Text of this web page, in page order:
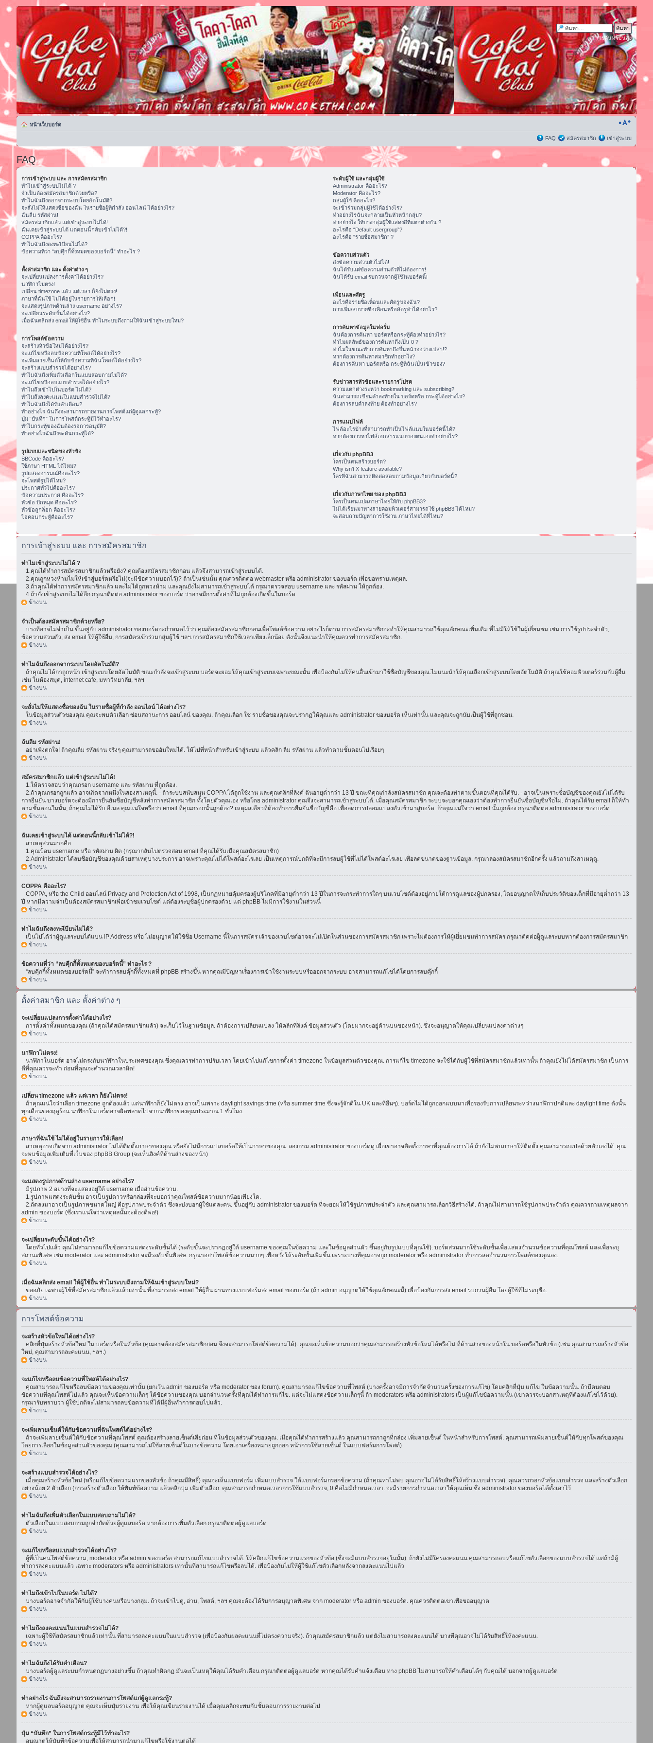
การค้นหาขั้นสูง
หน้าเว็บบอร์ด
FAQ สมัครสมาชิก เข้าสู่ระบบ
FAQ
การเข้าสู่ระบบ และ การสมัครสมาชิก
ทำไมเข้าสู่ระบบไม่ได้ ?
จำเป็นต้องสมัครสมาชิกด้วยหรือ?
ทำไมฉันถึงออกจากระบบโดยอัตโนมัติ?
จะสั่งไม่ให้แสดงชื่อของฉัน ในรายชื่อผู้ที่กำลัง ออนไลน์ ได้อย่างไร?
ฉันลืม รหัสผ่าน!
สมัครสมาชิกแล้ว แต่เข้าสู่ระบบไม่ได้!
ฉันเคยเข้าสู่ระบบได้ แต่ตอนนี้กลับเข้าไม่ได้?!
COPPA คืออะไร?
ทำไมฉันถึงลงทะเีบียนไม่ได้?
ข้อความที่ว่า “ลบคุีกกี้ทั้งหมดของบอร์ดนี้” ทำอะไร ?
ตั้งค่าสมาชิก และ ตั้งค่าต่าง ๆ
จะเปลี่ยนแปลงการตั้งค่าได้อย่างไร?
นาฬิกาไม่ตรง!
เปลี่ยน timezone แล้ว แต่เวลา ก็ยังไม่ตรง!
ภาษาที่ฉันใช้ ไม่ได้อยู่ในรายการให้เลือก!
จะแสดงรูปภาพด้านล่าง username อย่างไร?
จะเปลี่ยนระดับขั้นได้อย่างไร?
เมื่อฉันคลิกส่ง email ให้ผู้ใช้อื่น ทำไมระบบถึงถามให้ฉันเข้าสู่ระบบใหม่?
การโพสต์ข้อความ
จะสร้างหัวข้อใหม่ได้อย่างไร?
จะแก้ไขหรือลบข้อความที่โพสต์ได้อย่างไร?
จะเพิ่มลายเซ็นต์ให้กับข้อความที่ฉันโพสต์ได้อย่างไร?
จะสร้างแบบสำรวจได้อย่างไร?
ทำไมฉันถึงเพิ่มตัวเลือกในแบบสอบถามไม่ได้?
จะแก้ไขหรือลบแบบสำรวจได้อย่างไร?
ทำไมถึงเข้าไปในบอร์ด ไม่ได้?
ทำไมถึงลงคะแนนในแบบสำรวจไม่ได้?
ทำไมฉันถึงได้รับคำเตือน?
ทำอย่างไร ฉันถึงจะสามารถรายงานการโพสต์แก่ผู้ดูแลกระทู้?
ปุ่ม “บันทึก” ในการโพสต์กระทู้มีไว้ทำอะไร?
ทำไมกระทู้ของฉันต้องรอการอนุมัติ?
ทำอย่างไรฉันถึงจะดันกระทู้ได้?
รูปแบบและชนิดของหัวข้อ
BBCode คืออะไร?
ใช้ภาษา HTML ได้ไหม?
รูปแสดงอารมณ์คืออะไร?
จะโพสต์รูปได้ไหม?
ประกาศทั่วไปคืออะไร?
ข้อความประกาศ คืออะไร?
หัวข้อ ปักหมุด คืออะไร?
หัวข้อถูกล็อก คืออะไร?
ไอคอนกระทู้คืออะไร?
ระดับผู้ใช้ และกลุ่มผู้ใช้
Administrator คืออะไร?
Moderator คืออะไร?
กลุ่มผู้ใช้ คืออะไร?
จะเข้าร่วมกลุ่มผู้ใช้ได้อย่างไร?
ทำอย่างไรฉันจะกลายเป็นหัวหน้ากลุ่ม?
ทำอย่างไง ให้บางกลุ่มผู้ใช้แสดงสีที่แตกต่างกัน ?
อะไรคือ “Default usergroup”?
อะไรคือ “รายชื่อสมาชิก” ?
ข้อความส่วนตัว
ส่งข้อความส่วนตัวไม่ได้!
ฉันได้รับแต่ข้อความส่วนตัวที่ไม่ต้องการ!
ฉันได้รับ email รบกวนจากผู้ใช้ในบอร์ดนี้!
เพื่อนและศัตรู
อะไรคือรายชื่อเพื่อนและศัตรูของฉัน?
การเพิ่ม/ลบรายชื่อเพื่อนหรือศัตรูทำได้อย่าไร?
การค้นหาข้อมูลในฟอรั่ม
ฉันต้องการค้นหา บอร์ดหรือกระทู้ต้องทำอย่างไร?
ทำไมผลลัพธ์ของการค้นหาถึงเป็น 0 ?
ทำไมในขณะทำการค้นหาถึงขึ้นหน้าจอว่างเปล่า!?
หากต้องการค้นหาสมาชิกทำอย่าไง?
ต้องการค้นหา บอร์ดหรือ กระทู้ที่ฉันเป็นเข้าของ?
รับข่าวสารหัวข้อและรายการโปรด
ความแตกต่างระหว่า bookmarking และ subscribing?
ฉันสามารถเขียนคำลงท้ายใน บอร์ดหรือ กระทู้ได้อย่างไร?
ต้องการลบคำลงท้าย ต้องทำอย่างไร?
การแนบไฟล์
ไฟล์อะไรบ้างที่สามารถทำเป็นไฟล์แนบในบอร์ดนี้ได้?
หากต้องการหาไฟล์เอกสารแนบของตนเองทำอย่างไร?
เกี่ยวกับ phpBB3
ใครเป็นคนสร้างบอร์ด?
Why isn’t X feature available?
ใครที่ฉันสามารถติดต่อสอบถามข้อมูลเกี่ยวกับบอร์ดนี้?
เกี่ยวกับภาษาไทย ของ phpBB3
ใครเป็นคนแปลภาษาไทยให้กับ phpBB3?
ไม่ได้เรียนมาทางสายคอมพิวเตอร์สามารถใช้ phpBB3 ได้ไหม?
จะสอบถามปัญหาการใช้งาน ภาษาไทยได้ที่ไหน?
การเข้าสู่ระบบ และ การสมัครสมาชิก
ทำไมเข้าสู่ระบบไม่ได้ ?
1.คุณได้ทำการสมัครสมาชิกแล้วหรือยัง? คุณต้องสมัครสมาชิกก่อน แล้วจึงสามารถเข้าสู่ระบบได้.
2.คุณถูกหวงห้ามไม่ให้เข้าสู่บอร์ดหรือไม่(จะมีข้อความบอกไว้)? ถ้าเป็นเช่นนั้น คุณควรติดต่อ webmaster หรือ administrator ของบอร์ด เพื่อขอทราบเหตุผล.
3.ถ้าคุณได้ทำการสมัครสมาชิกแล้ว และไม่ได้ถูกหวงห้าม และคุณยังไม่สามารถเข้าสู่ระบบได้ กรุณาตรวจสอบ username และ รหัสผ่าน ให้ถูกต้อง.
4.ถ้ายังเข้าสู่ระบบไม่ได้อีก กรุณาติดต่อ administrator ของบอร์ด ว่าอาจมีการตั้งค่าที่ไม่ถูกต้องเกิดขึ้นในบอร์ด.
ข้างบน
จำเป็นต้องสมัครสมาชิกด้วยหรือ?
บางทีอาจไม่จำเป็น ขึ้นอยู่กับ administrator ของบอร์ดจะกำหนดไว้ว่า คุณต้องสมัครสมาชิกก่อนเพื่อโพสต์ข้อความ อย่างไรก็ตาม การสมัครสมาชิกจะทำให้คุณสามารถใช้คุณลักษณะเพิ่มเติม ที่ไม่มีให้ใช้ในผู้เยี่ยมชม เช่น การใช้รูปประจำตัว,
ข้อความส่วนตัว, ส่ง email ให้ผู้ใช้อื่น, การสมัครเข้าร่วมกลุ่มผู้ใช้ ฯลฯ.การสมัครสมาชิกใช้เวลาเพียงเล็กน้อย ดังนั้นจึงแนะนำให้คุณควรทำการสมัครสมาชิก.
ข้างบน
ทำไมฉันถึงออกจากระบบโดยอัตโนมัติ?
ถ้าคุณไม่ได้กาถูกหน้า เข้าสู่ระบบโดยอัตโนมัติ ขณะกำลังจะเข้าสู่ระบบ บอร์ดจะยอมให้คุณเข้าสู่ระบบเฉพาะขณะนั้น เพื่อป้องกันไม่ให้คนอื่นเข้ามาใช้ชื่อบัญชีของคุณ.ไม่แนะนำให้คุณเลือกเข้าสู่ระบบโดยอัตโนมัติ ถ้าคุณใช้คอมพิวเตอร์ร่วมกับผู้อื่น
เช่น ในห้องสมุด, internet cafe, มหาวิทยาลัย, ฯลฯ
ข้างบน
จะสั่งไม่ให้แสดงชื่อของฉัน ในรายชื่อผู้ที่กำลัง ออนไลน์ ได้อย่างไร?
ในข้อมูลส่วนตัวของคุณ คุณจะพบตัวเลือก ซ่อนสถานะการ ออนไลน์ ของคุณ. ถ้าคุณเลือก ใช่ รายชื่อของคุณจะปรากฏให้คุณและ administrator ของบอร์ด เห็นเท่านั้น และคุณจะถูกนับเป็นผู้ใช้ที่ถูกซ่อน.
ข้างบน
ฉันลืม รหัสผ่าน!
อย่าเพิ่งตกใจ! ถ้าคุณลืม รหัสผ่าน จริงๆ คุณสามารถขออันใหม่ได้. ให้ไปที่หน้าสำหรับเข้าสู่ระบบ แล้วคลิก ลืม รหัสผ่าน แล้วทำตามขั้นตอนไปเรื่อยๆ
ข้างบน
สมัครสมาชิกแล้ว แต่เข้าสู่ระบบไม่ได้!
1.ให้ตรวจสอบว่าคุณกรอก username และ รหัสผ่าน ที่ถูกต้อง.
2.ถ้าคุณกรอกถูกแล้ว อาจเกิดจากหนึ่งในสองสาเหตุนี้. - ถ้าระบบสนับสนุน COPPA ได้ถูกใช้งาน และคุณคลิกที่ลิงค์ ฉันอายุต่ำกว่า 13 ปี ขณะที่คุณกำลังสมัครสมาชิก คุณจะต้องทำตามขั้นตอนที่คุณได้รับ. - อาจเป็นเพราะชื่อบัญชีของคุณยังไม่ได้รับ
การยืนยัน บางบอร์ดจะต้องมีการยืนยันชื่อบัญชีหลังทำการสมัครสมาชิก ทั้งโดยตัวคุณเอง หรือโดย administrator คุณจึงจะสามารถเข้าสู่ระบบได้. เมื่อคุณสมัครสมาชิก ระบบจะบอกคุณเองว่าต้องทำการยืนยันชื่อบัญชีหรือไม่. ถ้าคุณได้รับ email ก็ให้ทำ
ตามขั้นตอนในนั้น, ถ้าคุณไม่ได้รับ อีเมล คุณแน่ใจหรือว่า email ที่คุณกรอกนั้นถูกต้อง? เหตุผลเดียวที่ต้องทำการยืนยันชื่อบัญชีคือ เพื่อลดการปลอมแปลงตัวเข้ามาสู่บอร์ด. ถ้าคุณแน่ใจว่า email นั้นถูกต้อง กรุณาติดต่อ administrator ของบอร์ด.
ข้างบน
ฉันเคยเข้าสู่ระบบได้ แต่ตอนนี้กลับเข้าไม่ได้?!
สาเหตุส่วนมากคือ
1.คุณป้อน username หรือ รหัสผ่าน ผิด (กรุณากลับไปตรวจสอบ email ที่คุณได้รับเมื่อคุณสมัครสมาชิก)
2.Administrator ได้ลบชื่อบัญชีของคุณด้วยสาเหตุบางประการ อาจเพราะคุณไม่ได้โพสต์อะไรเลย เป็นเหตุการณ์ปกติที่จะมีการลบผู้ใช้ที่ไม่ได้โพสต์อะไรเลย เพื่อลดขนาดของฐานข้อมูล. กรุณาลองสมัครสมาชิกอีกครั้ง แล้วถามถึงสาเหตุดู.
ข้างบน
COPPA คืออะไร?
COPPA, หรือ the Child ออนไลน์ Privacy and Protection Act of 1998, เป็นกฏหมายคุ้มครองผู้บริโภคที่มีอายุต่ำกว่า 13 ปีในการจะกระทำการใดๆ บนเวบไซต์ต้องอยู่ภายใต้การดูแลของผู้ปกครอง, โดยอนุญาตให้เก็บประวัติของเด็กที่มีอายุต่ำกว่า 13
ปี หากมีความจำเป็นต้องสมัครสมาชิกเพื่อเข้าชมเวบไซต์ แต่ต้องระบุชื่อผู้ปกครองด้วย แต่ phpBB ไม่มีการใช้งานในส่วนนี้
ข้างบน
ทำไมฉันถึงลงทะเีบียนไม่ได้?
เป็นไปได้ว่าผู้ดูแลระบบได้แบน IP Address หรือ ไม่อนุญาตให้ใช้ชื่อ Username นี้ในการสมัคร เจ้าของเวบไซต์อาจจะไม่เปิดในส่วนของการสมัครสมาชิก เพราะไม่ต้องการให้ผู้เยี่ยมชมทำการสมัคร กรุณาติดต่อผู็ดูแลระบบหากต้องการสมัครสมาชิก
ข้างบน
ข้อความที่ว่า “ลบคุีกกี้ทั้งหมดของบอร์ดนี้” ทำอะไร ?
“ลบคุีกกี้ทั้งหมดของบอร์ดนี้” จะทำการลบคุ๊กกี๊ทั้งหมดที่ phpBB สร้างขึ้น หากคุณมีปัญหาเรื่องการเข้าใช้งานระบบหรือออกจากระบบ อาจสามารถแก้ไขได้โดยการลบคุ๊กกี้
ข้างบน
ตั้งค่าสมาชิก และ ตั้งค่าต่าง ๆ
จะเปลี่ยนแปลงการตั้งค่าได้อย่างไร?
การตั้งค่าทั้งหมดของคุณ (ถ้าคุณได้สมัครสมาชิกแล้ว) จะเก็บไว้ในฐานข้อมูล. ถ้าต้องการเปลี่ยนแปลง ให้คลิกที่ลิงค์ ข้อมูลส่วนตัว (โดยมากจะอยู่ด้านบนของหน้า). ซึ่งจะอนุญาตให้คุณเปลี่ยนแปลงค่าต่างๆ
ข้างบน
นาฬิกาไม่ตรง!
นาฬิกาในบอร์ด อาจไม่ตรงกับนาฬิกาในประเทศของคุณ ซึ่งคุณควรทำการปรับเวลา โดยเข้าไปแก้ไขการตั้งค่า timezone ในข้อมูลส่วนตัวของคุณ. การแก้ไข timezone จะใช้ได้กับผู้ใช้ที่สมัครสมาชิกแล้วเท่านั้น ถ้าคุณยังไม่ได้สมัครสมาชิก เป็นการ
ดีที่คุณควรจะทำ ก่อนที่คุณจะคำนวณเวลาผิด!
ข้างบน
เปลี่ยน timezone แล้ว แต่เวลา ก็ยังไม่ตรง!
ถ้าคุณแน่ใจว่าเลือก timezone ถูกต้องแล้ว แต่นาฬิกาก็ยังไม่ตรง อาจเป็นเพราะ daylight savings time (หรือ summer time ซึ่งจะรู้จักดีใน UK และที่อื่นๆ). บอร์ดไม่ได้ถูกออกแบบมาเพื่อรองรับการเปลี่ยนระหว่างนาฬิกาปกติและ daylight time ดังนั้น
ทุกเดือนของฤดูร้อน นาฬิกาในบอร์ดอาจผิดพลาดไปจากนาฬิกาของคุณประมาณ 1 ชั่วโมง.
ข้างบน
ภาษาที่ฉันใช้ ไม่ได้อยู่ในรายการให้เลือก!
สาเหตุอาจเกิดจาก administrator ไม่ได้ติดตั้งภาษาของคุณ หรือยังไม่มีการแปลบอร์ดให้เป็นภาษาของคุณ. ลองถาม administrator ของบอร์ดดู เผื่อเขาอาจติดตั้งภาษาที่คุณต้องการได้ ถ้ายังไม่พบภาษาให้ติดตั้ง คุณสามารถแปลด้วยตัวเองได้. คุณ
จะพบข้อมูลเพิ่มเติมที่เว็บของ phpBB Group (จะเห็นลิงค์ที่ด้านล่างของหน้า)
ข้างบน
จะแสดงรูปภาพด้านล่าง username อย่างไร?
มีรูปภาพ 2 อย่างที่จะแสดงอยู่ใต้ username เมื่ออ่านข้อความ.
1.รูปภาพแสดงระดับขั้น อาจเป็นรูปดาวหรือกล่องที่จะบอกว่าคุณโพสต์ข้อความมากน้อยเพียงใด.
2.ถัดลงมาอาจเป็นรูปภาพขนาดใหญ่ คือรูปภาพประจำตัว ซึ่งจะบ่งบอกผู้ใช้แต่ละคน. ขึ้นอยู่กับ administrator ของบอร์ด ที่จะยอมให้ใช้รูปภาพประจำตัว และคุณสามารถเลือกวิธีสร้างได้. ถ้าคุณไม่สามารถใช้รูปภาพประจำตัว คุณควรถามเหตุผลจาก
admin ของบอร์ด (ซึ่งเราแน่ใจว่าเหตุผลนั้นจะต้องดีพอ!)
ข้างบน
จะเปลี่ยนระดับขั้นได้อย่างไร?
โดยทั่วไปแล้ว คุณไม่สามารถแก้ไขข้อความแสดงระดับขั้นได้ (ระดับขั้นจะปรากฏอยู่ใต้ username ของคุณในข้อความ และในข้อมูลส่วนตัว ขึ้นอยู่กับรูปแบบที่คุณใช้). บอร์ดส่วนมากใช้ระดับขั้นเพื่อแสดงจำนวนข้อความที่คุณโพสต์ และเพื่อระบุ
สถานะพิเศษ เช่น moderator และ administrator จะมีระดับขั้นพิเศษ. กรุณาอย่าโพสต์ข้อความมากๆ เพื่อหวังให้ระดับขั้นเพิ่มขึ้น เพราะบางทีคุณอาจถูก moderator หรือ administrator ทำการลดจำนวนการโพสต์ของคุณลง.
ข้างบน
เมื่อฉันคลิกส่ง email ให้ผู้ใช้อื่น ทำไมระบบถึงถามให้ฉันเข้าสู่ระบบใหม่?
ขออภัย เฉพาะผู้ใช้ที่สมัครสมาชิกแล้วแล้วเท่านั้น ที่สามารถส่ง email ให้ผู้อื่น ผ่านทางแบบฟอร์มส่ง email ของบอร์ด (ถ้า admin อนุญาตให้ใช้คุณลักษณะนี้) เพื่อป้องกันการส่ง email รบกวนผู้อื่น โดยผู้ใช้ที่ไม่ระบุชื่อ.
ข้างบน
การโพสต์ข้อความ
จะสร้างหัวข้อใหม่ได้อย่างไร?
คลิกที่ปุ่มสร้างหัวข้อใหม่ ใน บอร์ดหรือในหัวข้อ (คุณอาจต้องสมัครสมาชิกก่อน จึงจะสามารถโพสต์ข้อความได้). คุณจะเห็นข้อความบอกว่าคุณสามารถสร้างหัวข้อใหม่ได้หรือไม่ ที่ด้านล่างของหน้าใน บอร์ดหรือในหัวข้อ (เช่น คุณสามารถสร้างหัวข้อ
ใหม่, คุณสามารถละคะแนน, ฯลฯ.)
ข้างบน
จะแก้ไขหรือลบข้อความที่โพสต์ได้อย่างไร?
คุณสามารถแก้ไขหรือลบข้อความของคุณเท่านั้น (ยกเว้น admin ของบอร์ด หรือ moderator ของ forum). คุณสามารถแก้ไขข้อความที่โพสต์ (บางครั้งอาจมีการจำกัดจำนวนครั้งของการแก้ไข) โดยคลิกที่ปุ่ม แก้ไข ในข้อความนั้น. ถ้ามีคนตอบ
ข้อความที่คุณโพสต์ไปแล้ว คุณจะเห็นข้อความเล็กๆ ใต้ข้อความของคุณ บอกจำนวนครั้งที่คุณได้ทำการแก้ไข. แต่จะไม่แสดงข้อความเล็กๆนี้ ถ้า moderators หรือ administrators เป็นผู้แก้ไขข้อความนั้น (เขาควรจะบอกสาเหตุที่ต้องแก้ไขไว้ด้วย).
กรุณารับทราบว่า ผู้ใช้ปกติจะไม่สามารถลบข้อความที่ได้มีผู้อื่นทำการตอบไปแล้ว.
ข้างบน
จะเพิ่มลายเซ็นต์ให้กับข้อความที่ฉันโพสต์ได้อย่างไร?
ถ้าจะเพิ่มลายเซ็นต์ให้กับข้อความที่คุณโพสต์ คุณต้องสร้างลายเซ็นต์เสียก่อน ที่ในข้อมูลส่วนตัวของคุณ. เมื่อคุณได้ทำการสร้างแล้ว คุณสามารถกาถูกที่กล่อง เพิ่มลายเซ็นต์ ในหน้าสำหรับการโพสต์. คุณสามารถเพิ่มลายเซ็นต์ให้กับทุกโพสต์ของคุณ
โดยการเลือกในข้อมูลส่วนตัวของคุณ (คุณสามารถไม่ใช้ลายเซ็นต์ในบางข้อความ โดยเอาเครื่องหมายถูกออก หน้าการใช้ลายเซ็นต์ ในแบบฟอร์มการโพสต์)
ข้างบน
จะสร้างแบบสำรวจได้อย่างไร?
เมื่อคุณสร้างหัวข้อใหม่ (หรือแก้ไขข้อความแรกของหัวข้อ ถ้าคุณมีสิทธิ์) คุณจะเห็นแบบฟอร์ม เพิ่มแบบสำรวจ ใต้แบบฟอร์มกรอกข้อความ (ถ้าคุณหาไม่พบ คุณอาจไม่ได้รับสิทธิ์ให้สร้างแบบสำรวจ). คุณควรกรอกหัวข้อแบบสำรวจ และสร้างตัวเลือก
อย่างน้อย 2 ตัวเลือก (การสร้างตัวเลือก ให้พิมพ์ข้อความ แล้วคลิกปุ่ม เพิ่มตัวเลือก. คุณสามารถกำหนดเวลาการใช้แบบสำรวจ, 0 คือไม่มีกำหนดเวลา. จะมีรายการกำหนดเวลาให้คุณเห็น ซึ่ง administrator ของบอร์ดได้ตั้งเอาไว้
ข้างบน
ทำไมฉันถึงเพิ่มตัวเลือกในแบบสอบถามไม่ได้?
ตัวเลือกในแบบสอบถามถูกจำกัดด้วยผู้ดูแลบอร์ด หากต้องการเพิ่มตัวเลือก กรุณาติดต่อผู้ดูแลบอร์ด
ข้างบน
จะแก้ไขหรือลบแบบสำรวจได้อย่างไร?
ผู้ที่เป็นคนโพสต์ข้อความ, moderator หรือ admin ของบอร์ด สามารถแก้ไขแบบสำรวจได้. ให้คลิกแก้ไขข้อความแรกของหัวข้อ (ซึ่งจะมีแบบสำรวจอยู่ในนั้น). ถ้ายังไม่มีใครลงคะแนน คุณสามารถลบหรือแก้ไขตัวเลือกของแบบสำรวจได้ แต่ถ้ามีผู้
ทำการลงคะแนนแล้ว เฉพาะ moderators หรือ administrators เท่านั้นที่สามารถแก้ไขหรือลบได้. เพื่อป้องกันไม่ให้ผู้ใช้แก้ไขตัวเลือกหลังจากลงคะแนนไปแล้ว
ข้างบน
ทำไมถึงเข้าไปในบอร์ด ไม่ได้?
บางบอร์ดอาจจำกัดให้กับผู้ใช้บางคนหรือบางกลุ่ม. ถ้าจะเข้าไปดู, อ่าน, โพสต์, ฯลฯ คุณจะต้องได้รับการอนุญาตพิเศษ จาก moderator หรือ admin ของบอร์ด. คุณควรติดต่อเขาเพื่อขออนุญาต
ข้างบน
ทำไมถึงลงคะแนนในแบบสำรวจไม่ได้?
เฉพาะผู้ใช้ที่สมัครสมาชิกแล้วเท่านั้น ที่สามารถลงคะแนนในแบบสำรวจ (เพื่อป้องกันผลคะแนนที่ไม่ตรงความจริง). ถ้าคุณสมัครสมาชิกแล้ว แต่ยังไม่สามารถลงคะแนนได้ บางทีคุณอาจไม่ได้รับสิทธิ์ให้ลงคะแนน.
ข้างบน
ทำไมฉันถึงได้รับคำเตือน?
บางบอร์ดผู้ดูแลระบบกำหนดกฏบางอย่างขึ้น ถ้าคุณทำผิดกฏ มันจะเป็นเหตุให้คุณได้รับคำเตือน กรุณาติดต่อผู้ดูแลบอร์ด หากคุณได้รับคำแจ้งเตือน ทาง phpBB ไม่สามารถให้คำเตือนได้ๆ กับคุณได้ นอกจากผู้ดูแลบอร์ด
ข้างบน
ทำอย่างไร ฉันถึงจะสามารถรายงานการโพสต์แก่ผู้ดูแลกระทู้?
หากผู้ดูแลบอร์ดอนุญาต คุณจะเห็นปุ่มรายงาน เพื่อให้คุณเขียนรายงานได้ เมื่อคุณคลิกจะพบกับขั้นตอนการรายงานต่อไป
ข้างบน
ปุ่ม “บันทึก” ในการโพสต์กระทู้มีไว้ทำอะไร?
อนุณาตให้บันทึกข้อความเพื่อให้สามารถนำมาแก้ไขหรือใช้งานต่อได้